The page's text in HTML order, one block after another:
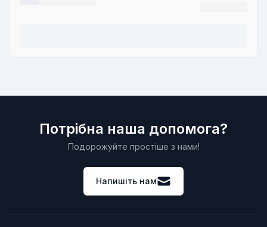
Потрібна наша допомога?
Подорожуйте простіше з нами!
Напишіть нам